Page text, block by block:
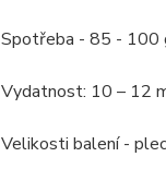
Spotřeba - 85 - 100
Vydatnost: 10 – 12
Velikosti balení -